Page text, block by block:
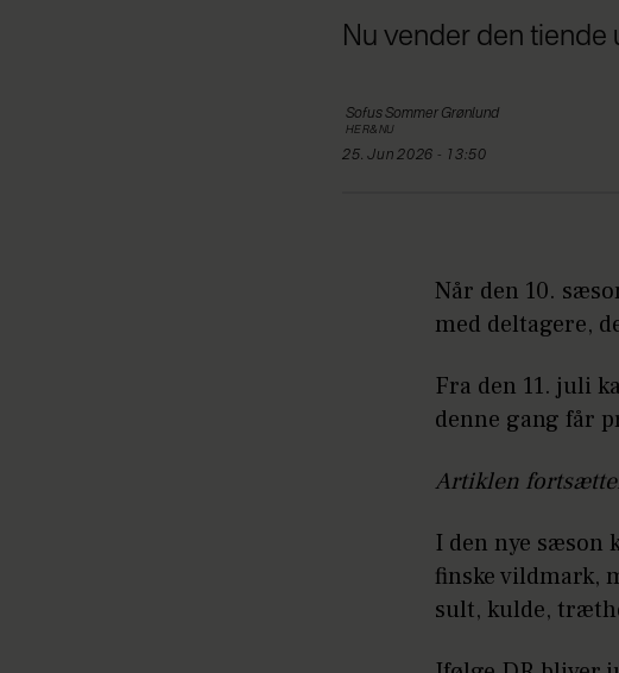
Nu vender den
SofusSommer Grønlund
HER&NU
25. Jun 2026 - 13:50
Når den 10.
med deltagere,
Fra den 11. juli
denne gang får
Artiklen
I den nye sæson
finske vildmark,
sult, kulde,